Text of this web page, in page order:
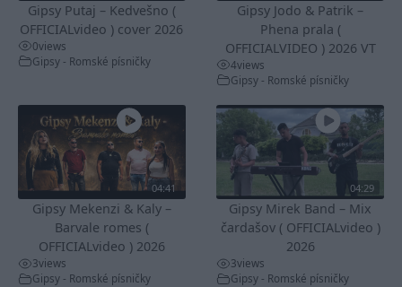
Gipsy Putaj – Kedvešno (
OFFICIALvideo ) cover 2026
0views
Gipsy - Romské písničky
Gipsy Jodo & Patrik –
Phena prala (
OFFICIALVIDEO ) 2026 VT
4views
Gipsy - Romské písničky
04:41
Gipsy Mekenzi & Kaly –
Barvale romes (
OFFICIALvideo ) 2026
3views
Gipsy - Romské písničky
04:29
Gipsy Mirek Band – Mix
čardašov ( OFFICIALvideo )
2026
3views
Gipsy - Romské písničky